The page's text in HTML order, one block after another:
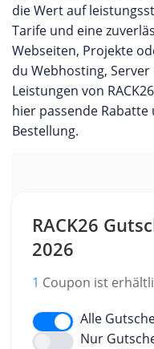
die Wert auf
Tarife und eine
Webseiten, Projekte
du Webhosting,
Leistungen von
hier passende
Bestellung.
RACK26
2026
1 Coupon ist
Alle
Nur